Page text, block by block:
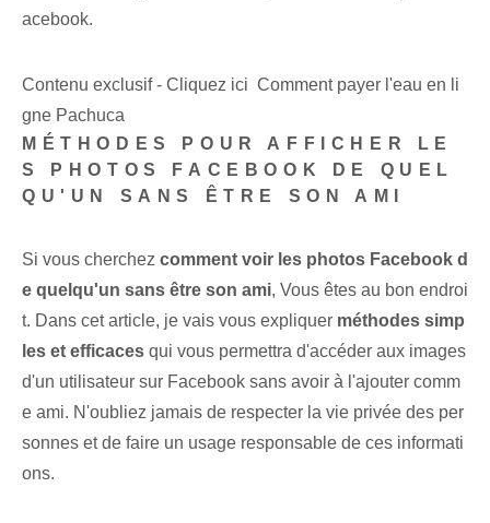
acebook.
Contenu exclusif - Cliquez ici Comment payer l'eau en li
gne Pachuca
MÉTHODES POUR AFFICHER LE
S PHOTOS FACEBOOK DE QUEL
QU'UN SANS ÊTRE SON AMI
Si vous cherchez comment voir les photos Facebook d
e quelqu'un sans être son ami, Vous êtes au bon endroi
t. Dans cet article, je vais vous expliquer méthodes simp
les et efficaces qui vous permettra d'accéder aux images
d'un utilisateur sur Facebook sans avoir à l'ajouter comm
e ami. N'oubliez jamais de respecter la vie privée des per
sonnes et de faire un usage responsable de ces informati
ons.